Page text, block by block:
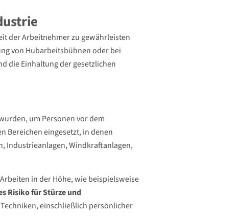
der Arbeitnehmer zu gewährleisten
von Hubarbeitsbühnen oder bei
die Einhaltung der gesetzlichen
um Personen vor dem
Bereichen eingesetzt, in denen
Industrieanlagen, Windkraftanlagen,
in der Höhe, wie beispielsweise
Risiko für Stürze und
einschließlich persönlicher